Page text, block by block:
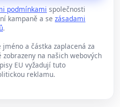
podmínkami společnosti
kampaně a se zásadami
.
a částka zaplacená za
na našich webových
EU vyžadují tuto
reklamu.